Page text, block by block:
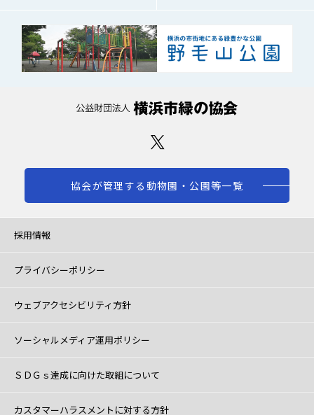
協会が管理する動物園・公園等一覧
採用情報
プライバシーポリシー
ウェブアクセシビリティ方針
ソーシャルメディア運用ポリシー
ＳＤＧｓ達成に向けた取組について
カスタマーハラスメントに対する方針